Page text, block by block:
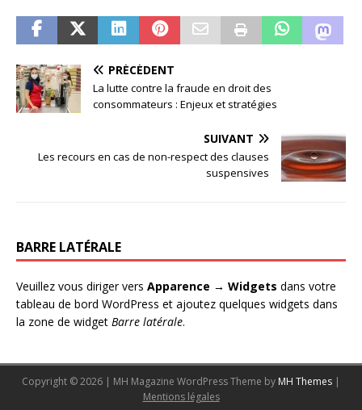
PRÉCÉDENT
La lutte contre la fraude en droit des
consommateurs : Enjeux et stratégies
SUIVANT
Les recours en cas de non-respect des clauses
suspensives
BARRE LATÉRALE
Veuillez vous diriger vers Apparence → Widgets dans votre
tableau de bord WordPress et ajoutez quelques widgets dans
la zone de widget Barre latérale.
Copyright © 2026 | MH Magazine WordPress Theme by MH Themes |
Mentions légales